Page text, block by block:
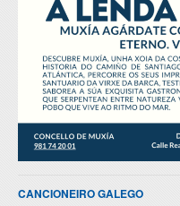
CANCIONEIRO GALEGO